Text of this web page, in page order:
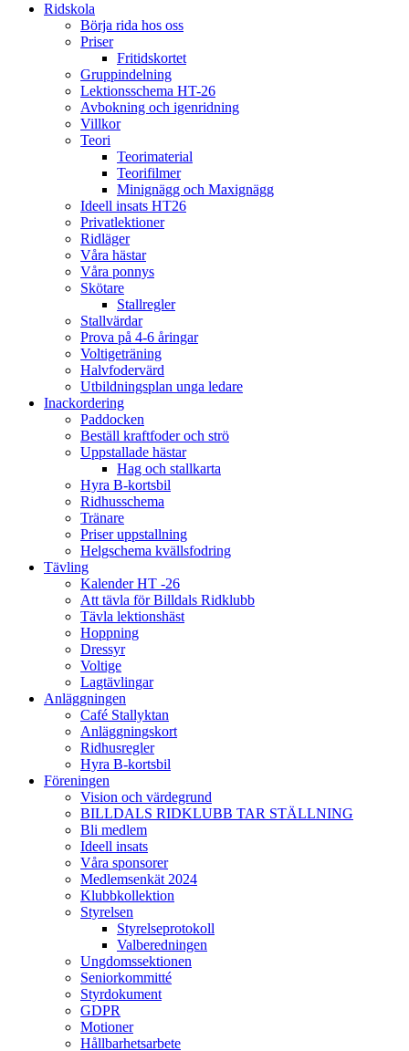
Ridskola
Börja rida hos oss
Priser
Fritidskortet
Gruppindelning
Lektionsschema HT-26
Avbokning och igenridning
Villkor
Teori
Teorimaterial
Teorifilmer
Minignägg och Maxignägg
Ideell insats HT26
Privatlektioner
Ridläger
Våra hästar
Våra ponnys
Skötare
Stallregler
Stallvärdar
Prova på 4-6 åringar
Voltigeträning
Halvfodervärd
Utbildningsplan unga ledare
Inackordering
Paddocken
Beställ kraftfoder och strö
Uppstallade hästar
Hag och stallkarta
Hyra B-kortsbil
Ridhusschema
Tränare
Priser uppstallning
Helgschema kvällsfodring
Tävling
Kalender HT -26
Att tävla för Billdals Ridklubb
Tävla lektionshäst
Hoppning
Dressyr
Voltige
Lagtävlingar
Anläggningen
Café Stallyktan
Anläggningskort
Ridhusregler
Hyra B-kortsbil
Föreningen
Vision och värdegrund
BILLDALS RIDKLUBB TAR STÄLLNING
Bli medlem
Ideell insats
Våra sponsorer
Medlemsenkät 2024
Klubbkollektion
Styrelsen
Styrelseprotokoll
Valberedningen
Ungdomssektionen
Seniorkommitté
Styrdokument
GDPR
Motioner
Hållbarhetsarbete